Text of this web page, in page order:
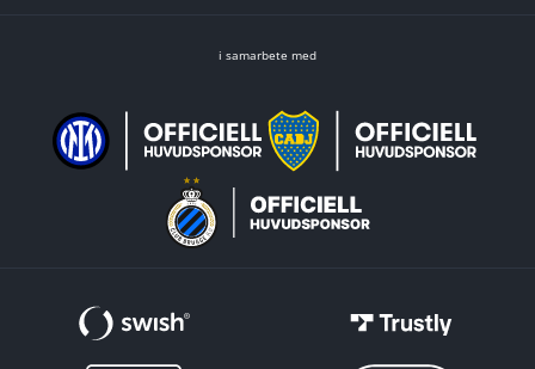
i samarbete med